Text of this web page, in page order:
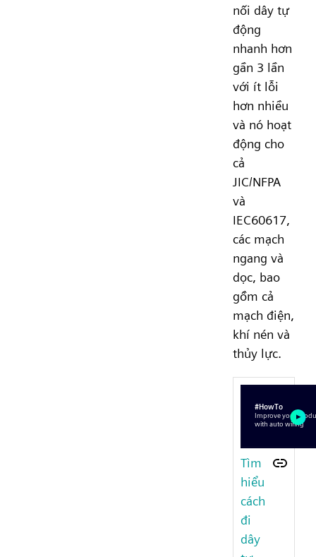
nối dây tự
động
nhanh hơn
gần 3 lần
với ít lỗi
hơn nhiều
và nó hoạt
động cho
cả
JIC/NFPA
và
IEC60617,
các mạch
ngang và
dọc, bao
gồm cả
mạch điện,
khí nén và
thủy lực.
Tìm
hiểu
cách
đi
dây